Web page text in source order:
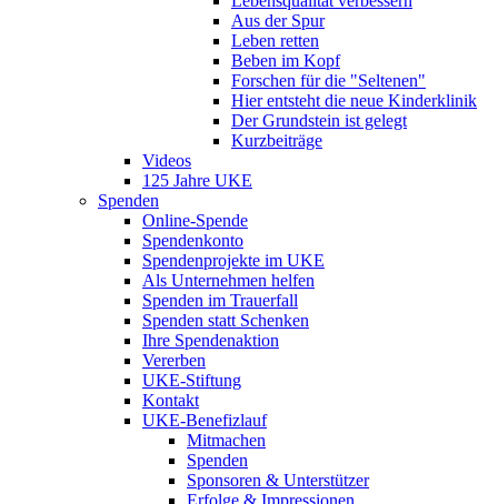
Aus der Spur
Leben retten
Beben im Kopf
Forschen für die "Seltenen"
Hier entsteht die neue Kinderklinik
Der Grundstein ist gelegt
Kurzbeiträge
Videos
125 Jahre UKE
Spenden
Online-Spende
Spendenkonto
Spendenprojekte im UKE
Als Unternehmen helfen
Spenden im Trauerfall
Spenden statt Schenken
Ihre Spendenaktion
Vererben
UKE-Stiftung
Kontakt
UKE-Benefizlauf
Mitmachen
Spenden
Sponsoren & Unterstützer
Erfolge & Impressionen